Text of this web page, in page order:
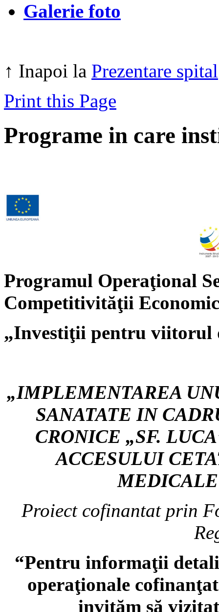
Galerie foto
↑ Inapoi la Prezentare spital
Print this Page
Programe in care
Programul Operaţional
Competitivităţii
„Investiţii pentru viitorul
„IMPLEMENTAREA
SANATATE IN
CRONICE „SF.
ACCESULUI
Proiect cofinantat prin
“Pentru informaţii
operaţionale
invităm să